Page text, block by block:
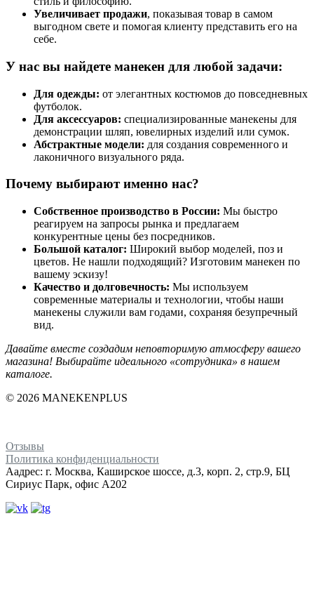
Увеличивает продажи, показывая товар в самом
выгодном свете и помогая клиенту представить его на
себе.
У нас вы найдете манекен для любой задачи:
Для одежды: от элегантных костюмов до повседневных
футболок.
Для аксессуаров: специализированные манекены для
демонстрации шляп, ювелирных изделий или сумок.
Абстрактные модели: для создания современного и
лаконичного визуального ряда.
Почему выбирают именно нас?
Собственное производство в России: Мы быстро
реагируем на запросы рынка и предлагаем
конкурентные цены без посредников.
Большой каталог: Широкий выбор моделей, поз и
цветов. Не нашли подходящий? Изготовим манекен по
вашему эскизу!
Качество и долговечность: Мы используем
современные материалы и технологии, чтобы наши
манекены служили вам годами, сохраняя безупречный
вид.
Давайте вместе создадим неповторимую атмосферу вашего
магазина! Выбирайте идеального «сотрудника» в нашем
каталоге.
© 2026 MANEKENPLUS
Отзывы
Политика конфиденциальности
Аадрес: г. Москва, Каширское шоссе, д.3, корп. 2, стр.9, БЦ
Сириус Парк, офис А202